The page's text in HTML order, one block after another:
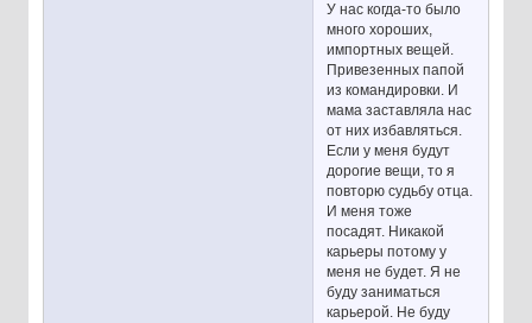
У нас когда-то было
много хороших,
импортных вещей.
Привезенных папой
из командировки. И
мама заставляла нас
от них избавляться.
Если у меня будут
дорогие вещи, то я
повторю судьбу отца.
И меня тоже
посадят. Никакой
карьеры потому у
меня не будет. Я не
буду заниматься
карьерой. Не буду